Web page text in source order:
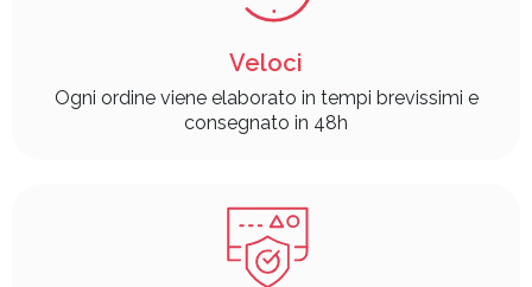
Veloci
Ogni ordine viene elaborato in tempi brevissimi e
consegnato in 48h